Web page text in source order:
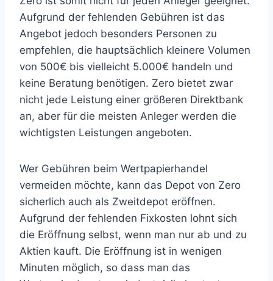
Aufgrund der fehlenden Gebühren ist das
Angebot jedoch besonders Personen zu
empfehlen, die hauptsächlich kleinere Volumen
von 500€ bis vielleicht 5.000€ handeln und
keine Beratung benötigen. Zero bietet zwar
nicht jede Leistung einer größeren Direktbank
an, aber für die meisten Anleger werden die
wichtigsten Leistungen angeboten.
Wer Gebühren beim Wertpapierhandel
vermeiden möchte, kann das Depot von Zero
sicherlich auch als Zweitdepot eröffnen.
Aufgrund der fehlenden Fixkosten lohnt sich
die Eröffnung selbst, wenn man nur ab und zu
Aktien kauft. Die Eröffnung ist in wenigen
Minuten möglich, so dass man das